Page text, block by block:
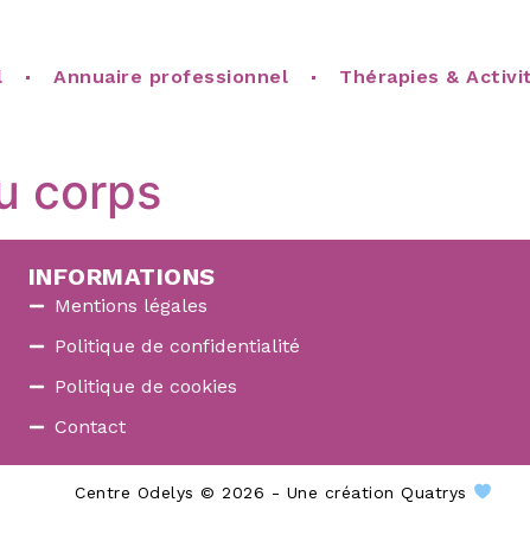
Annuaire professionnel Thérapies &
corps
INFORMATIONS
Mentions légales
Politique de confidentialité
Politique de cookies
Contact
Centre Odelys © 2026 - Une création Quatrys